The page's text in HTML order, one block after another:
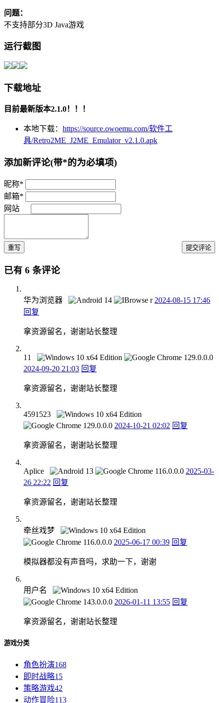
问题：
不支持部分3D Java游戏
运行截图
下载地址
目前最新版本2.1.0！！！
本地下载： https://source.owoemu.com/软件工
具/Retro2ME_J2ME_Emulator_v2.1.0.apk
添加新评论(带*的为必填项)
昵称*
邮箱*
网站
重写 提交评论
已有 6 条评论
华为浏览器
2024-08-15 17:46
回复
拿资源留名，谢谢站长整理
11
2024-09-20 21:03 回复
拿资源留名，谢谢站长整理
4591523
2024-10-21 02:02 回复
拿资源留名，谢谢站长整理
Aplice
2025-03-
26 22:22 回复
拿资源留名，谢谢站长整理
牵丝戏梦
2025-06-17 00:39 回复
模拟器都没有声音吗，求助一下，谢谢
用户名
2026-01-11 13:55 回复
拿资源留名，谢谢站长整理
游戏分类
角色扮演168
即时战略15
策略游戏42
动作冒险113